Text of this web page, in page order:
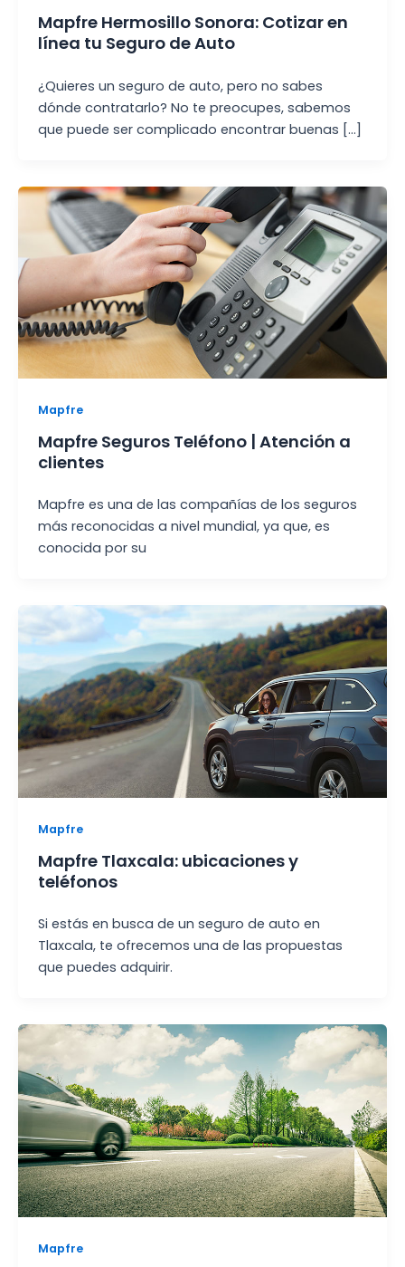
Mapfre Hermosillo Sonora: Cotizar en
línea tu Seguro de Auto
¿Quieres un seguro de auto, pero no sabes
dónde contratarlo? No te preocupes, sabemos
que puede ser complicado encontrar buenas […]
Mapfre
Mapfre Seguros Teléfono | Atención a
clientes
Mapfre es una de las compañías de los seguros
más reconocidas a nivel mundial, ya que, es
conocida por su
Mapfre
Mapfre Tlaxcala: ubicaciones y
teléfonos
Si estás en busca de un seguro de auto en
Tlaxcala, te ofrecemos una de las propuestas
que puedes adquirir.
Mapfre